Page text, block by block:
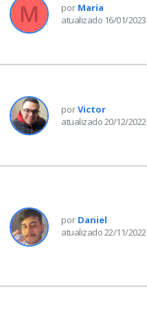
por Maria
atualizado 16/01/2023
porVictor
atualizado 20/12/2022
por Daniel
atualizado 22/11/2022